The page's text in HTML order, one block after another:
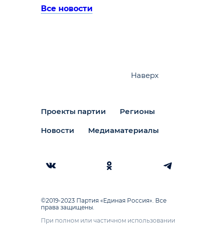
Все новости
Проекты партии Регионы
Новости Медиаматериалы
Наверх
©2019-2023 Партия «Единая Россия». Все
права защищены.
При полном или частичном использовании